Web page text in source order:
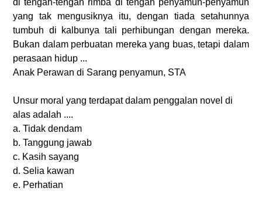
yang tak mengusiknya itu, dengan tiada setahunnya
tumbuh di kalbunya tali perhibungan dengan mereka.
Bukan dalam perbuatan mereka yang buas, tetapi dalam
perasaan hidup ...
Anak Perawan di Sarang penyamun, STA
Unsur moral yang terdapat dalam penggalan novel di
alas adalah ....
a. Tidak dendam
b. Tanggung jawab
c. Kasih sayang
d. Selia kawan
e. Perhatian